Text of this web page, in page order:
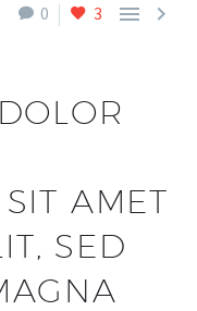
0 3  
AMET
SED